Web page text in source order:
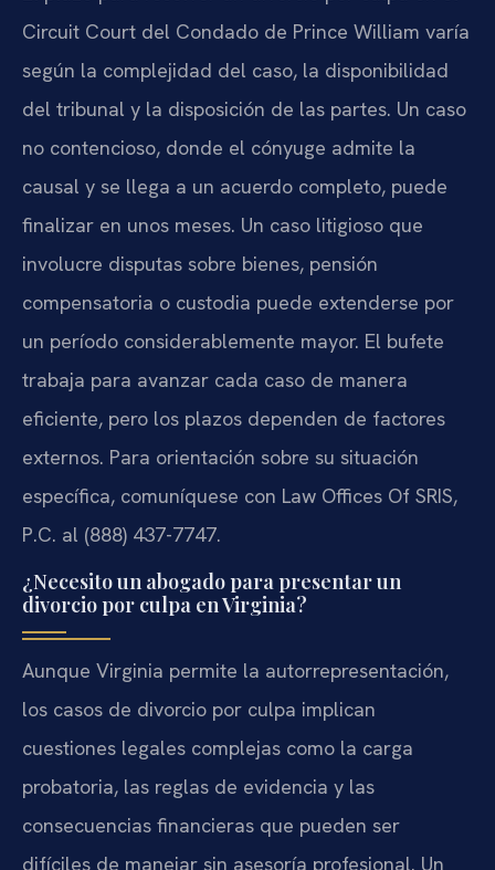
Circuit Court del Condado de Prince William varía
según la complejidad del caso, la disponibilidad
del tribunal y la disposición de las partes. Un caso
no contencioso, donde el cónyuge admite la
causal y se llega a un acuerdo completo, puede
finalizar en unos meses. Un caso litigioso que
involucre disputas sobre bienes, pensión
compensatoria o custodia puede extenderse por
un período considerablemente mayor. El bufete
trabaja para avanzar cada caso de manera
eficiente, pero los plazos dependen de factores
externos. Para orientación sobre su situación
específica, comuníquese con Law Offices Of SRIS,
P.C. al (888) 437-7747.
¿Necesito un abogado para presentar un
divorcio por culpa en Virginia?
Aunque Virginia permite la autorrepresentación,
los casos de divorcio por culpa implican
cuestiones legales complejas como la carga
probatoria, las reglas de evidencia y las
consecuencias financieras que pueden ser
difíciles de manejar sin asesoría profesional. Un